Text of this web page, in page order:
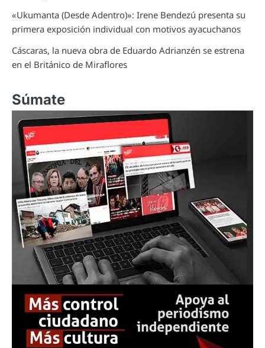
«Ukumanta (Desde Adentro)»: Irene Bendezú presenta su
primera exposición individual con motivos ayacuchanos
Cáscaras, la nueva obra de Eduardo Adrianzén se estrena
en el Británico de Miraflores
Súmate